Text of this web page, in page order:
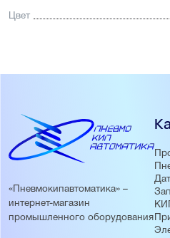
Цвет
«Пневмокипавтоматика» –
интернет-магазин
промышленного оборудования